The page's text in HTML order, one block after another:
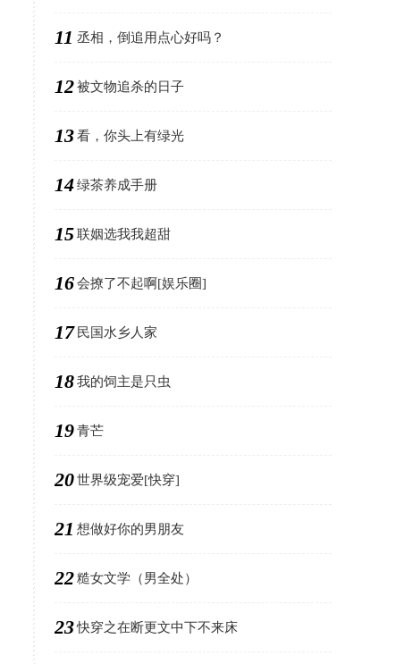
11 丞相，倒追用点心好吗？
12被文物追杀的日子
13看，你头上有绿光
14绿茶养成手册
15联姻选我我超甜
16会撩了不起啊[娱乐圈]
17 民国水乡人家
18我的饲主是只虫
19青芒
20世界级宠爱[快穿]
21 想做好你的男朋友
22糙女文学（男全处）
23快穿之在断更文中下不来床